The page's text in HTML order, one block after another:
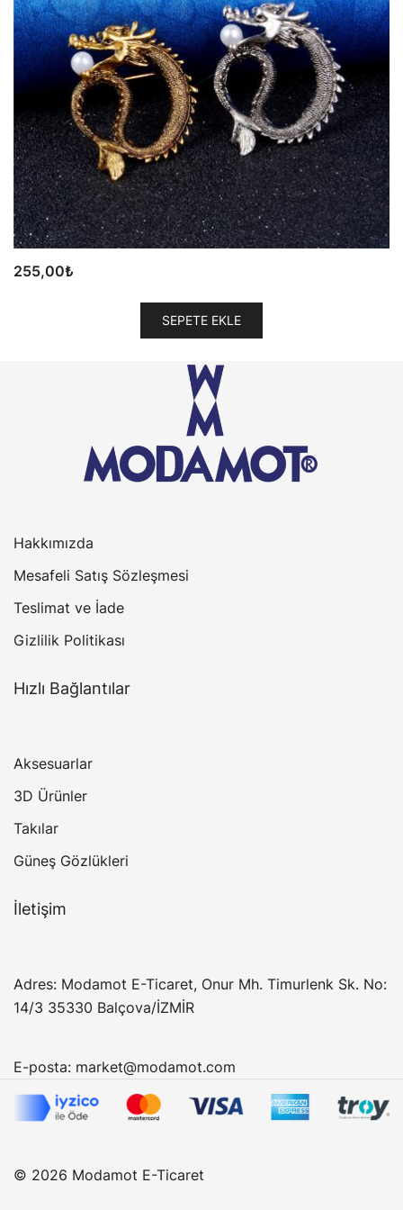
255,00₺
SEPETE EKLE
Hakkımızda
Mesafeli Satış Sözleşmesi
Teslimat ve İade
Gizlilik Politikası
Hızlı Bağlantılar
Aksesuarlar
3D Ürünler
Takılar
Güneş Gözlükleri
İletişim
Adres: Modamot E-Ticaret, Onur Mh. Timurlenk Sk. No:
14/3 35330 Balçova/İZMİR
E-posta: market@modamot.com
© 2026 Modamot E-Ticaret